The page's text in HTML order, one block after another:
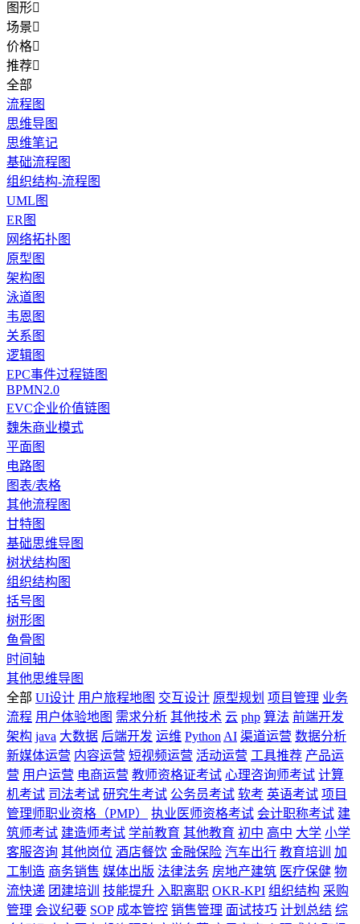
图形
场景
价格
推荐
全部
流程图
思维导图
思维笔记
基础流程图
组织结构-流程图
UML图
ER图
网络拓扑图
原型图
架构图
泳道图
韦恩图
关系图
逻辑图
EPC事件过程链图
BPMN2.0
EVC企业价值链图
魏朱商业模式
平面图
电路图
图表/表格
其他流程图
甘特图
基础思维导图
树状结构图
组织结构图
括号图
树形图
鱼骨图
时间轴
其他思维导图
全部 UI设计 用户旅程地图 交互设计 原型规划 项目管理 业务
流程 用户体验地图 需求分析 其他技术 云 php 算法 前端开发
架构 java 大数据 后端开发 运维 Python AI 渠道运营 数据分析
新媒体运营 内容运营 短视频运营 活动运营 工具推荐 产品运
营 用户运营 电商运营 教师资格证考试 心理咨询师考试 计算
机考试 司法考试 研究生考试 公务员考试 软考 英语考试 项目
管理师职业资格（PMP）
执业医师资格考试 会计职称考试 建
筑师考试 建造师考试 学前教育 其他教育 初中 高中 大学 小学
客服咨询 其他岗位 酒店餐饮 金融保险 汽车出行 教育培训
加
工制造 商务销售 媒体出版 法律法务 房地产建筑 医疗保健 物
流快递 团建培训 技能提升 入职离职 OKR-KPI 组织结构 采购
管理 会议纪要 SOP 成本管控 销售管理 面试技巧 计划总结 综